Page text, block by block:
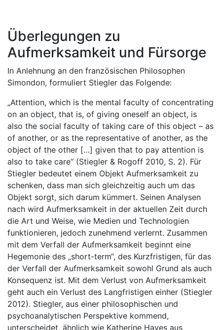
Überlegungen zu
Aufmerksamkeit und Fürsorge
In Anlehnung an den französischen Philosophen
Simondon, formuliert Stiegler das Folgende:
„Attention, which is the mental faculty of concentrating
on an object, that is, of giving oneself an object, is
also the social faculty of taking care of this object – as
of another, or as the representative of another, as the
object of the other […] given that to pay attention is
also to take care“ (Stiegler & Rogoff 2010, S. 2). Für
Stiegler bedeutet einem Objekt Aufmerksamkeit zu
schenken, dass man sich gleichzeitig auch um das
Objekt sorgt, sich darum kümmert. Seinen Analysen
nach wird Aufmerksamkeit in der aktuellen Zeit durch
die Art und Weise, wie Medien und Technologien
funktionieren, jedoch zunehmend verlernt. Zusammen
mit dem Verfall der Aufmerksamkeit beginnt eine
Hegemonie des „short-term“, des Kurzfristigen, für das
der Verfall der Aufmerksamkeit sowohl Grund als auch
Konsequenz ist. Mit dem Verlust von Aufmerksamkeit
geht auch ein Verlust des Langfristigen einher (Stiegler
2012). Stiegler, aus einer philosophischen und
psychoanalytischen Perspektive kommend,
unterscheidet, ähnlich wie Katherine Hayes aus